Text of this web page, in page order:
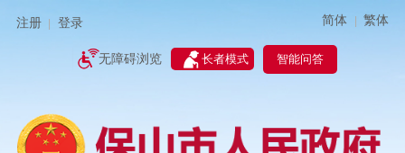
注册 登录 简体 | 繁体
无障碍浏览 长者模式 智能问答